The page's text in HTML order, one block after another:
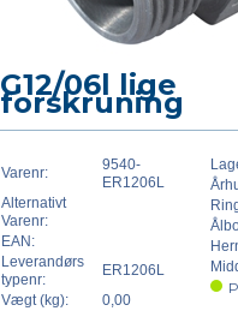
G12/06l lige
forskruning
Varenr:
9540-
ER1206L
Alternativt
Varenr:
EAN:
Leverandørs
typenr:
ER1206L
Vægt (kg):
0,00